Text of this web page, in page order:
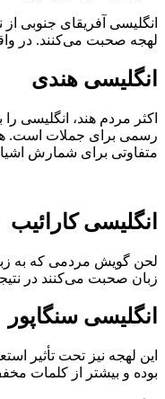
انگلیسی آفریقای جنوبی
لهجه صحبت می‌کنند. در
انگلیسی هندی
اکثر مردم هند، انگلیسی
رسمی برای جملات است.
متفاوتی برای شمارش اشیا
انگلیسی کارائیب
لحن گویش مردمی که به
زبان صحبت می‌کنند در
انگلیسی سنگاپور
این لهجه نیز تحت تأثیر
بوده و بیشتر از کلمات